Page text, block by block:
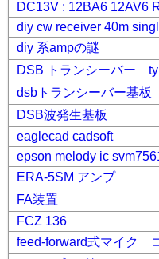
DC13V : 12BA6 12AV6
diy cw receiver 40m
diy 系ampの謎
DSB トランシーバー
dsbトランシーバー基板
DSB波発生基板
eaglecad cadsoft
epson melody ic
ERA-5SM アンプ
FA装置
FCZ 136
feed-forward式マイク